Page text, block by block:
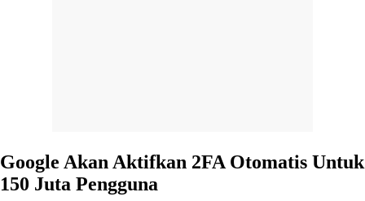
Google Akan Aktifkan 2FA Otomatis Untuk
150 Juta Pengguna